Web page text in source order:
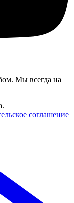
Мы всегда на
соглашение